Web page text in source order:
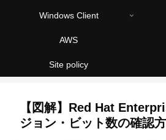
Windows Client
AWS
Site policy
【図解】Red Hat
ジョン・ビット数の確認